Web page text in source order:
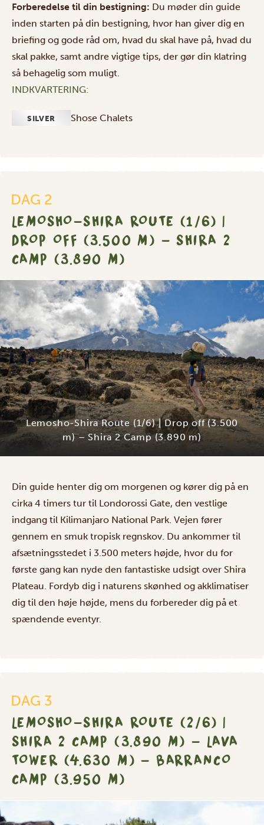
Forberedelse til din bestigning: Du møder din guide
inden starten på din bestigning, hvor han giver dig en
briefing og gode råd om, hvad du skal have på, hvad du
skal pakke, samt andre vigtige tips, der gør din klatring
så behagelig som muligt.
INDKVARTERING:
SILVER Shose Chalets
DAG 2
LEMOSHO-SHIRA ROUTE (1/6) |
DROP OFF (3.500 M) – SHIRA 2
CAMP (3.890 M)
Lemosho-Shira Route (1/6) | Drop off (3.500
m) – Shira 2 Camp (3.890 m)
Din guide henter dig om morgenen og kører dig på en
cirka 4 timers tur til Londorossi Gate, den vestlige
indgang til Kilimanjaro National Park. Vejen fører
gennem en smuk tropisk regnskov. Du ankommer til
afsætningsstedet i 3.500 meters højde, hvor du for
første gang kan nyde den fantastiske udsigt over Shira
Plateau. Fordyb dig i naturens skønhed og akklimatiser
dig til den høje højde, mens du forbereder dig på et
spændende eventyr.
DAG 3
LEMOSHO-SHIRA ROUTE (2/6) |
SHIRA 2 CAMP (3.890 M) – LAVA
TOWER (4.630 M) – BARRANCO
CAMP (3.950 M)